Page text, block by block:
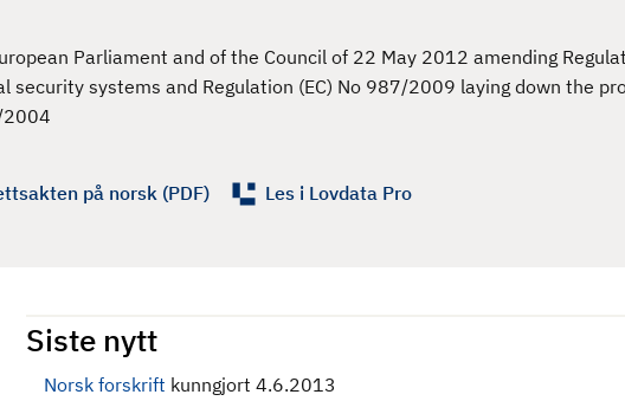
Parliament and of the Council of 22 May 2012 amending
systems and Regulation (EC) No 987/2009 laying down the
2004
på norsk (PDF) Les i Lovdata Pro
Siste nytt
Norsk forskrift kunngjort 4.6.2013